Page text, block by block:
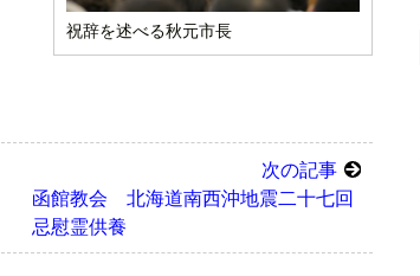
祝辞を述べる秋元市長
次の記事
函館教会 北海道南西沖地震二十七回
忌慰霊供養